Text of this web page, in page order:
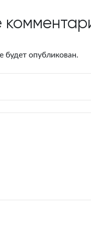
будет опубликован.